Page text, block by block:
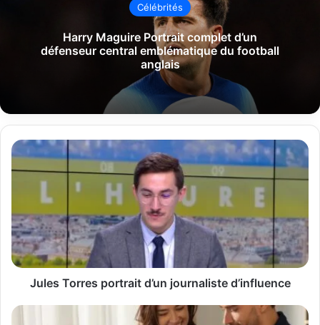
Célébrités
Harry Maguire Portrait complet d’un
défenseur central emblématique du football
anglais
Jules
Torres
portrait
journaliste
d’influence
Jules Torres portrait d’un journaliste d’influence
Smart